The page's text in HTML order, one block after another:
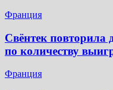
Франция
Свёнтек повторила
по количеству
Франция